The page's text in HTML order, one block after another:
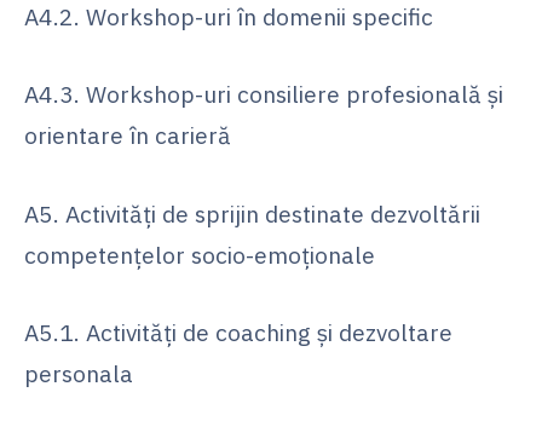
A4.2. Workshop-uri în domenii specific
A4.3. Workshop-uri consiliere profesională și
orientare în carieră
A5. Activități de sprijin destinate dezvoltării
competențelor socio-emoționale
A5.1. Activități de coaching și dezvoltare
personala